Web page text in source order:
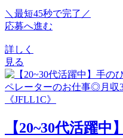
＼最短45秒で完了／
応募へ進む
詳しく
見る
【20~30代活躍